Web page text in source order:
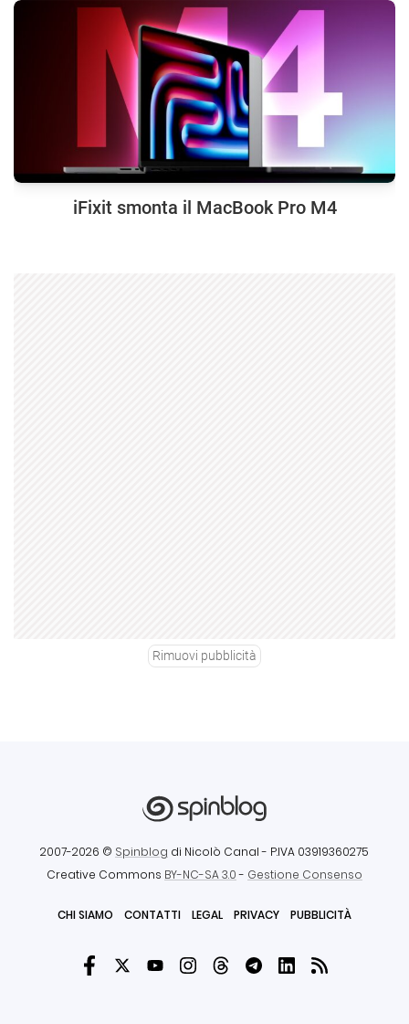
iFixit smonta il MacBook Pro M4
Rimuovi pubblicità
2007-2026 © Spinblog di Nicolò Canal - P.IVA 03919360275
Creative Commons BY-NC-SA 3.0- Gestione Consenso
CHI SIAMO CONTATTI LEGAL PRIVACY PUBBLICITÀ